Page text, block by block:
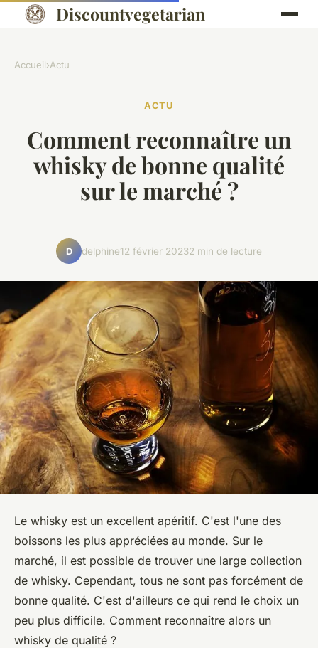
Discountvegetarian
Accueil›Actu
ACTU
Comment reconnaître un
whisky de bonne qualité
sur le marché ?
D delphine12 février 20232 min de lecture
Le whisky est un excellent apéritif. C'est l'une des
boissons les plus appréciées au monde. Sur le
marché, il est possible de trouver une large collection
de whisky. Cependant, tous ne sont pas forcément de
bonne qualité. C'est d'ailleurs ce qui rend le choix un
peu plus difficile. Comment reconnaître alors un
whisky de qualité ?